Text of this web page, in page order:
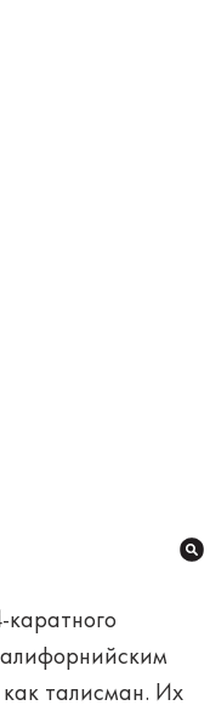
каратного
талисман. Их